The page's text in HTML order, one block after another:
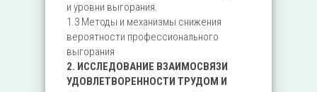
и уровни выгорания.
1.3 Методы и механизмы снижения
вероятности профессионального
выгорания
2. ИССЛЕДОВАНИЕ ВЗАИМОСВЯЗИ
УДОВЛЕТВОРЕННОСТИ ТРУДОМ И